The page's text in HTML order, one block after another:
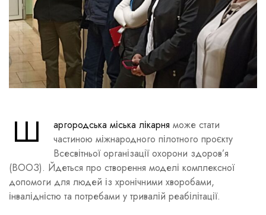
Ш аргородська міська лікарня може стати
частиною міжнародного пілотного проєкту
Всесвітньої організації охорони здоров’я
(ВООЗ). Йдеться про створення моделі комплексної
допомоги для людей із хронічними хворобами,
інвалідністю та потребами у тривалій реабілітації.